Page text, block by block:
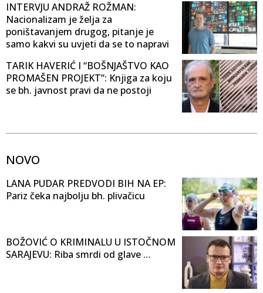
INTERVJU ANDRAŽ ROŽMAN:
Nacionalizam je želja za
poništavanjem drugog, pitanje je
samo kakvi su uvjeti da se to napravi
TARIK HAVERIĆ I “BOŠNJAŠTVO KAO
PROMAŠEN PROJEKT”: Knjiga za koju
se bh. javnost pravi da ne postoji
NOVO
LANA PUDAR PREDVODI BIH NA EP:
Pariz čeka najbolju bh. plivačicu
BOŽOVIĆ O KRIMINALU U ISTOČNOM
SARAJEVU: Riba smrdi od glave …